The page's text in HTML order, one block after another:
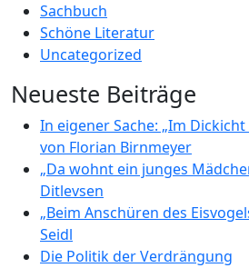
Sachbuch
Schöne Literatur
Uncategorized
Neueste Beiträge
In eigener Sache: „Im
von Florian Birnmeyer
„Da wohnt ein junges
Ditlevsen
„Beim Anschüren des
Seidl
Die Politik der Verdrängung